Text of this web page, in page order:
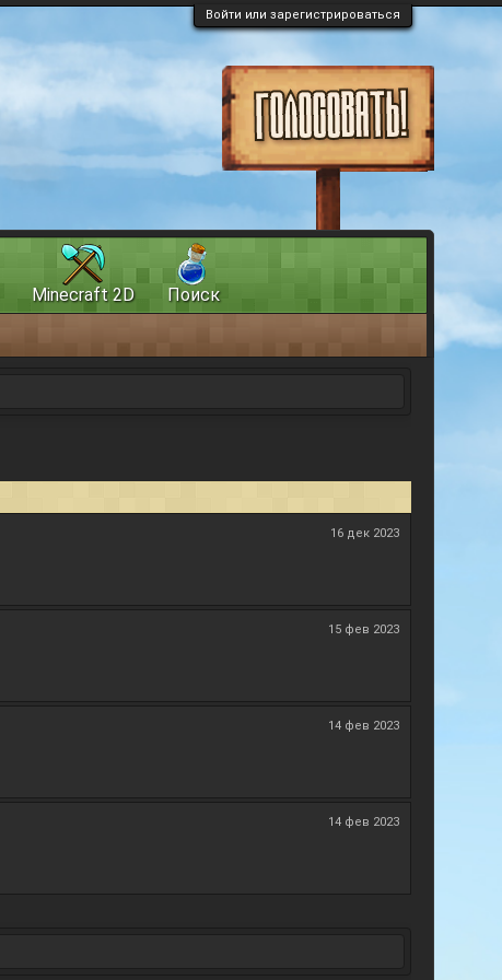
Войти или зарегистрироваться
16 дек 2023
15 фев 2023
14 фев 2023
14 фев 2023
Minecraft 2D Поиск